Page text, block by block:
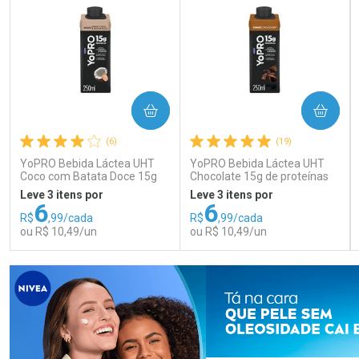
(6)
YoPRO Bebida Láctea UHT
Coco com Batata Doce 15g
de proteínas 250ml
Leve 3 itens por
R$6,99/cada
ou R$ 10,49/un
COMPRAR
FECHAR
Laboratório
FECHAR
Por Menos
(19)
YoPRO Bebida Láctea UHT
Chocolate 15g de proteínas
250ml
Leve 3 itens por
R$6,99/cada
ou R$ 10,49/un
COMPRAR
Laboratório
Por Menos